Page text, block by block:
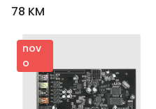
78 KM
nov
o